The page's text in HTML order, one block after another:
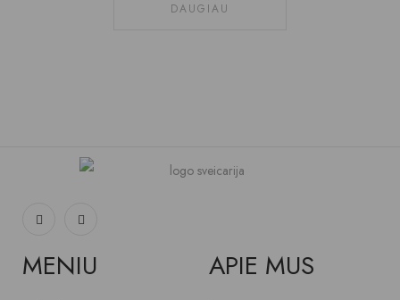
DAUGIAU
MENIU APIE MUS